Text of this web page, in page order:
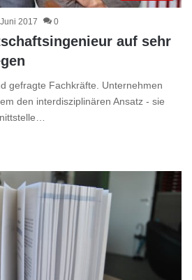
2017 0
auf sehr
gefragte Fachkräfte. Unternehmen
den interdisziplinären Ansatz - sie